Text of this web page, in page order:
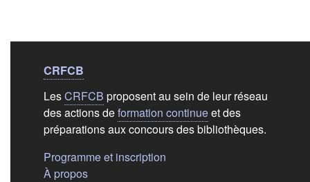
Liens de bas de
CRFCB
LesCRFCB proposent au sein de leur réseau
des actions deformation continueet des
préparations aux concours des bibliothèques.
Programme et inscription
À propos(s'ouvre dans un nouvel onglet)